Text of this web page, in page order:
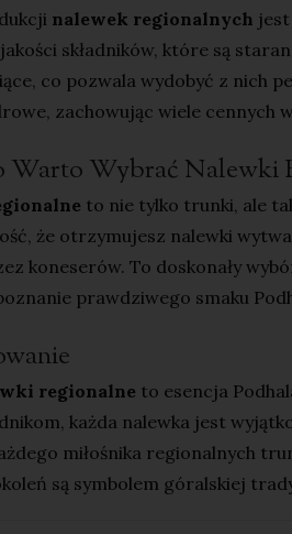
nalewek regionalnych
składników, które są
co pozwala wydobyć z nich
zachowując wiele cennych
Warto Wybrać Nalewki
to nie tylko trunki, ale
że otrzymujesz nalewki
koneserów. To doskonały
prawdziwego smaku
regionalne to esencja
każda nalewka jest
miłośnika regionalnych
są symbolem góralskiej